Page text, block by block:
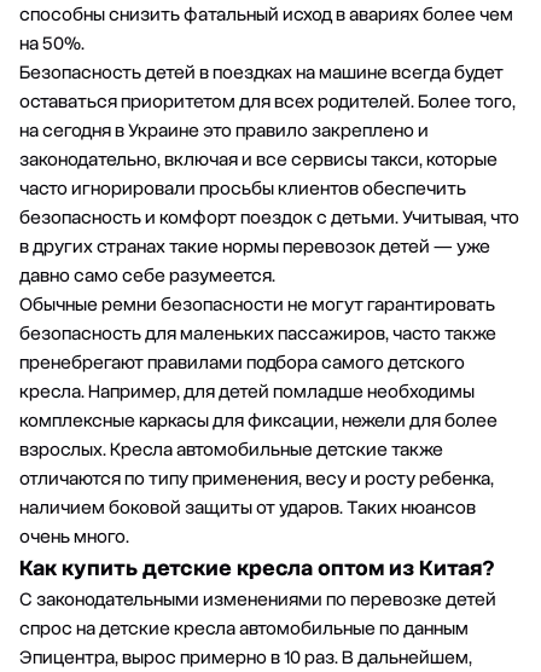
способны снизить фатальный исход в авариях более чем
на 50%.
Безопасность детей в поездках на машине всегда будет
оставаться приоритетом для всех родителей. Более того,
на сегодня в Украине это правило закреплено и
законодательно, включая и все сервисы такси, которые
часто игнорировали просьбы клиентов обеспечить
безопасность и комфорт поездок с детьми. Учитывая, что
в других странах такие нормы перевозок детей — уже
давно само себе разумеется.
Обычные ремни безопасности не могут гарантировать
безопасность для маленьких пассажиров, часто также
пренебрегают правилами подбора самого детского
кресла. Например, для детей помладше необходимы
комплексные каркасы для фиксации, нежели для более
взрослых. Кресла автомобильные детские также
отличаются по типу применения, весу и росту ребенка,
наличием боковой защиты от ударов. Таких нюансов
очень много.
Как купить детские кресла оптом из Китая?
С законодательными изменениями по перевозке детей
спрос на детские кресла автомобильные по данным
Эпицентра, вырос примерно в 10 раз. В дальнейшем,